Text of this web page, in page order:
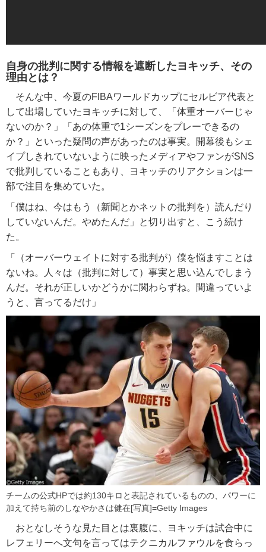
自身の批判に関する情報を遮断したヨキッチ、その
理由とは？
そんな中、今夏のFIBAワールドカップにセルビア代表と
して出場していたヨキッチに対して、「体重オーバーじゃ
ないのか？」「あの体重で1シーズンをプレーできるの
か？」といった疑問の声があったのは事実。開幕後もシェ
イプしきれていないように映ったメディアやファンがSNS
で批判していることもあり、ヨキッチのリアクションは一
部で注目を集めていた。
「僕はね、今はもう（新聞とかネットの批判を）読んだり
していないんだ。やめたんだ」と切り出すと、こう続け
た。
「（オーバーウェイトに対する批判が）僕を悩ますことは
ないね。人々は（批判に対して）事実と思い込んでしまう
んだ。それが正しいかどうかに関わらずね。間違っていよ
うと、言ってるだけ」
チームの公式HPでは約130キロと表記されているものの、パワーに
加えて持ち前のしなやかさは健在[写真]=Getty Images
おとなしそうな見た目とは裏腹に、ヨキッチは試合中に
レフェリーへ文句を言ってはテクニカルファウルを食らっ